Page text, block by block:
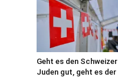
Geht es den Schweizer
Juden gut, geht es der